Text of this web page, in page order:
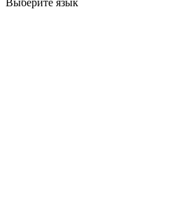
Выберите язык